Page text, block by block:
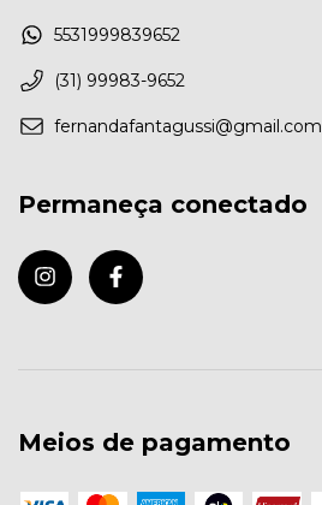
5531999839652
(31) 99983-9652
fernandafantagussi@gmail.com
Permaneça conectado
Meios de pagamento
você?